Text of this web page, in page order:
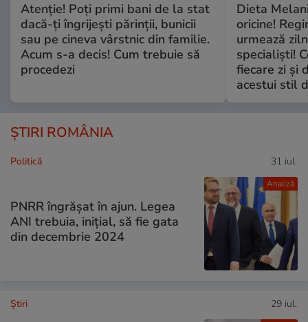
Atenție! Poți primi bani de la stat
dacă-ți îngrijești părinții, bunicii
sau pe cineva vârstnic din familie.
Acum s-a decis! Cum trebuie să
procedezi
Dieta
oricine!
urmează
specialiști!
fiecare zi și
acestui stil
ȘTIRI ROMÂNIA
Analiză
Politică 31 iul.
PNRR îngrășat în ajun. Legea
ANI trebuia, inițial, să fie gata
din decembrie 2024
Ştiri 29 iul.